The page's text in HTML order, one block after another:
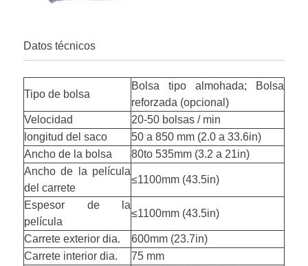
Datos técnicos
Tipo de bolsa
Bolsa tipo almohada; Bolsa
reforzada (opcional)
Velocidad
20-50 bolsas / min
longitud del saco
50 a 850 mm (2.0 a 33.6in)
Ancho de la bolsa
80to 535mm (3.2 a 21in)
Ancho de la película
del carrete
≤1100mm (43.5in)
Espesor de la
película
≤1100mm (43.5in)
Carrete exterior dia.
600mm (23.7in)
Carrete interior dia.
75 mm